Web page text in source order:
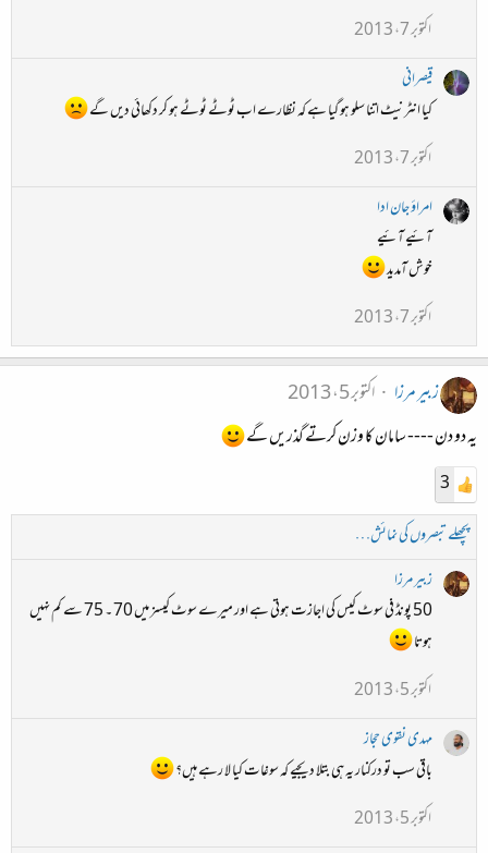
اکتوبر 7، 2013
قیصرانی
کیا انٹرنیٹ اتنا سلو ہو گیا ہے کہ نظارے اب ٹوٹے ٹوٹے ہو کر دکھائی دیں گے
اکتوبر 7، 2013
امراؤ جان ادا
آئیے آئیے
خوش آمدید
اکتوبر 7، 2013
زبیر مرزا
اکتوبر 5، 2013
یہ دو دن ---- سامان کا وزن کرتے گذریں گے
3
پچھلے تبصروں کی نمائش…
زبیر مرزا
50 پونڈ فی سوٹ کیس کی اجازت ہوتی ہے اور میرے سوٹ کیسز میں 70 ۔ 75 سے کم نہیں
ہوتا
اکتوبر 5، 2013
مہدی نقوی حجاز
باقی سب تو درکنار یہ ہی بتلا دیجیے کہ سوغات کیا لا رہے ہیں؟
اکتوبر 5، 2013